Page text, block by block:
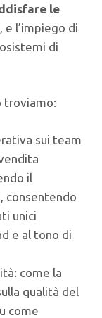
le
l’impiego di
di
troviamo:
sui team
il
consentendo
unici
e al tono di
come la
qualità del
come